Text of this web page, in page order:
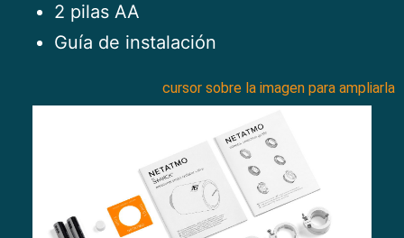
2 pilas AA
Guía de instalación
cursor sobre la imagen para ampliarla